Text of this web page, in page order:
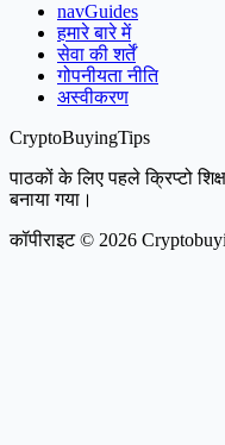
navGuides
हमारे बारे में
सेवा की शर्तें
गोपनीयता नीति
अस्वीकरण
CryptoBuyingTips
पाठकों के लिए पहले क्रिप्टो
बनाया गया।
कॉपीराइट © 2026